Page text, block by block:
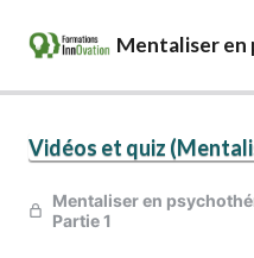
Mentaliser en
Vidéos et quiz
Mentaliser en
Partie 1